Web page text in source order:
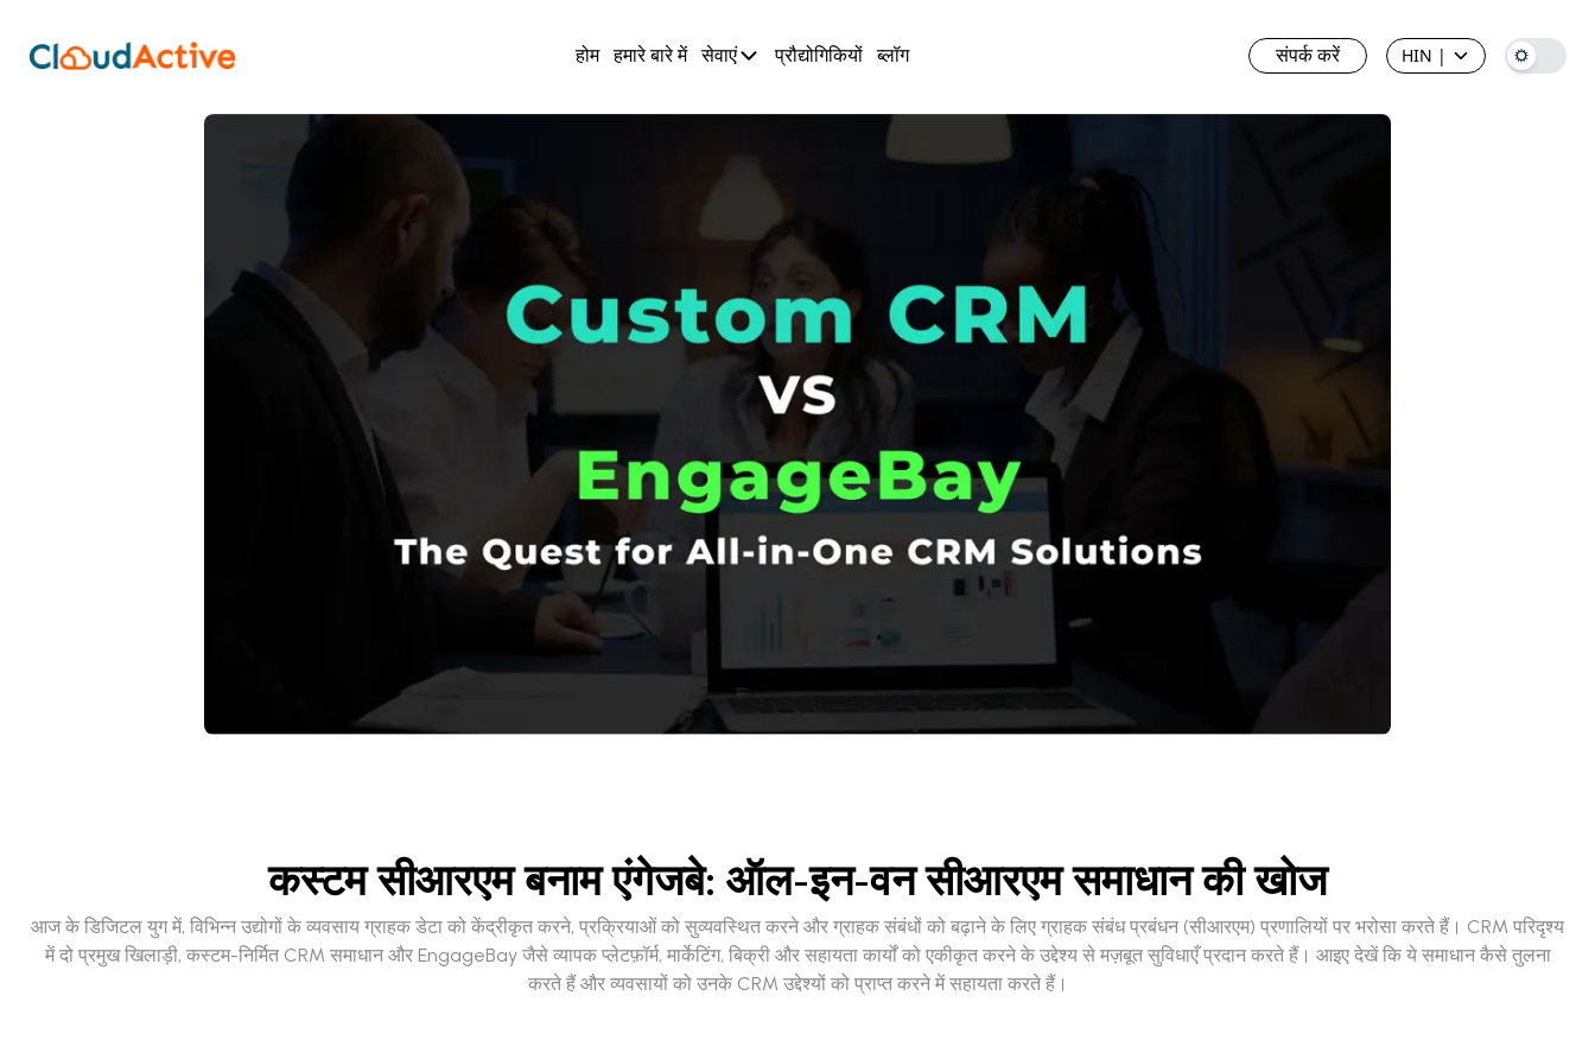
होम हमारे बारे में सेवाएं प्रौद्योगिकियों ब्लॉग संपर्क करें HIN |
कस्टम सीआरएम बनाम एंगेजबे: ऑल-इन-वन सीआरएम समाधान की खोज
आज के डिजिटल युग में, विभिन्न उद्योगों के व्यवसाय ग्राहक डेटा को केंद्रीकृत करने, प्रक्रियाओं को सुव्यवस्थित करने और ग्राहक संबंधों को बढ़ाने के लिए ग्राहक संबंध प्रबंधन (सीआरएम) प्रणालियों पर भरोसा करते हैं। CRM परिदृश्य
में दो प्रमुख खिलाड़ी, कस्टम-निर्मित CRM समाधान और EngageBay जैसे व्यापक प्लेटफ़ॉर्म, मार्केटिंग, बिक्री और सहायता कार्यों को एकीकृत करने के उद्देश्य से मज़बूत सुविधाएँ प्रदान करते हैं। आइए देखें कि ये समाधान कैसे तुलना
करते हैं और व्यवसायों को उनके CRM उद्देश्यों को प्राप्त करने में सहायता करते हैं।